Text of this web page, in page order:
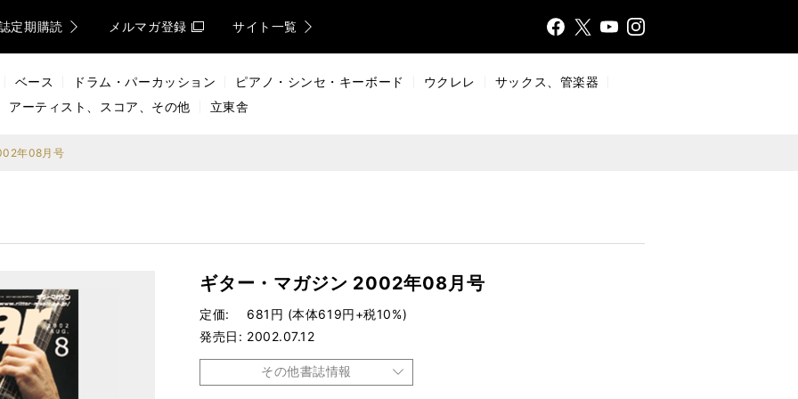
定期購読 メルマガ登録 サイト一覧
FaceX
YouTInsta
ベース ドラム・パーカッション ピアノ・シンセ・キーボード ウクレレ
サックス、管楽器
アーティスト、スコア、その他
立東舎
年08月号
ギター・マガジン 2002年08月号
定価
681円 (本体619円+税10%)
発売日
2002.07.12
その他書誌情報